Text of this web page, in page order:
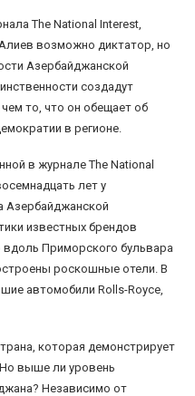
The National Interest,
возможно диктатор, но
Азербайджанской
создадут
то, что он обещает об
в регионе.
в журнале The National
лет у
Азербайджанской
известных брендов
Приморского бульвара
роскошные отели. В
автомобили Rolls-Royce,
которая демонстрирует
выше ли уровень
Независимо от